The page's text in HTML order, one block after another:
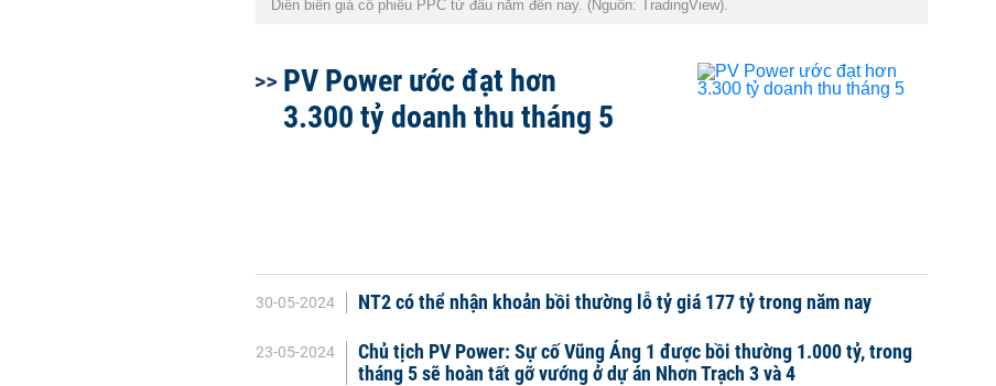
Diễn biến giá cổ phiếu PPC từ đầu năm đến nay. (Nguồn: TradingView).
PV Power ước đạt hơn
3.300 tỷ doanh thu tháng 5
30-05-2024 NT2 có thể nhận khoản bồi thường lỗ tỷ giá 177 tỷ trong năm nay
23-05-2024
Chủ tịch PV Power: Sự cố Vũng Áng 1 được bồi thường 1.000 tỷ, trong
tháng 5 sẽ hoàn tất gỡ vướng ở dự án Nhơn Trạch 3 và 4